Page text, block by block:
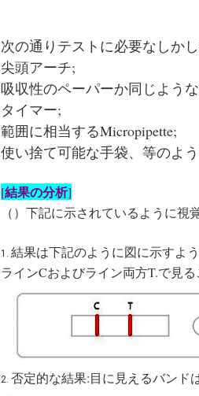
次の通りテストに必要なしか
尖頭アーチ;
吸収性のペーパーか同じよう
タイマー;
範囲に相当するMicropipette;
使い捨て可能な手袋、等のよ
[結果の分析]
（）下記に示されているように視
1. 結果は下記のように図に示すよ
ラインCおよびライン両方T.で見る
2. 否定的な結果:目に見えるバンド